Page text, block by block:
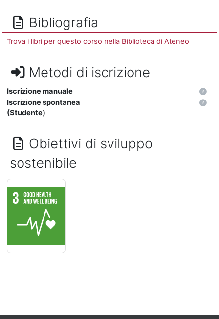
Bibliografia
Trova i libri per questo corso nella Biblioteca di Ateneo
Metodi di iscrizione
Iscrizione manuale
Iscrizione spontanea
(Studente)
Obiettivi di sviluppo
sostenibile
SALUTE E BENESSERE - Assicurare la salute e il